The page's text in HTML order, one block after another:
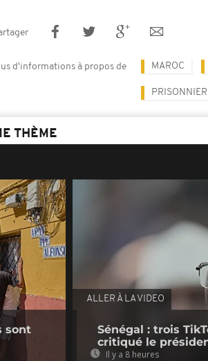
d'informations à propos de MAROC
PRISONNIER
THÈME
sont
ALLER À LA VIDEO
Sénégal : trois
critiqué le
Il y a 8 heures